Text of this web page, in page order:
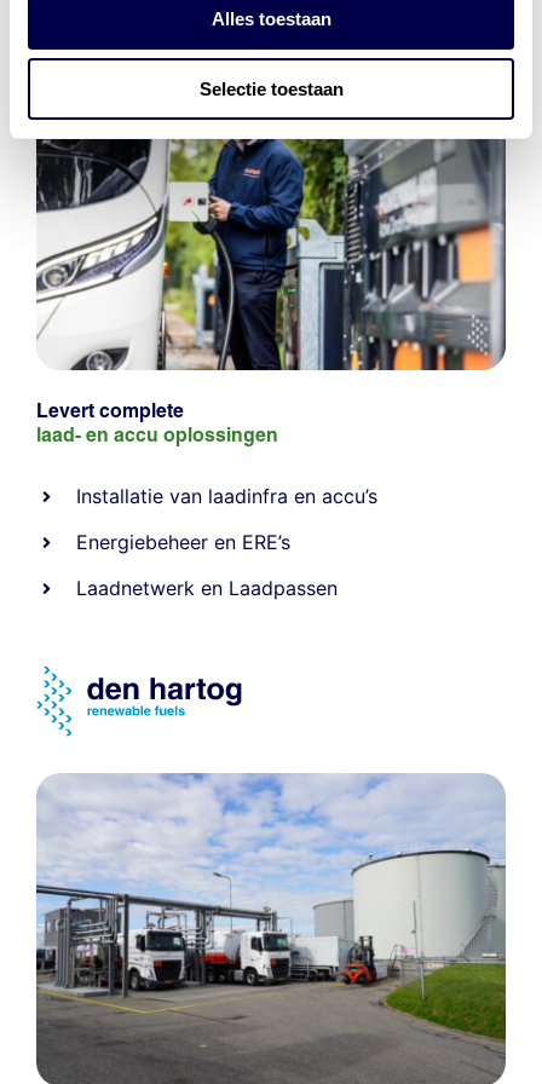
Alles toestaan
Selectie toestaan
Levert complete
laad- en accu oplossingen
Installatie van laadinfra en accu’s
Energiebeheer en ERE’s
Laadnetwerk en Laadpassen